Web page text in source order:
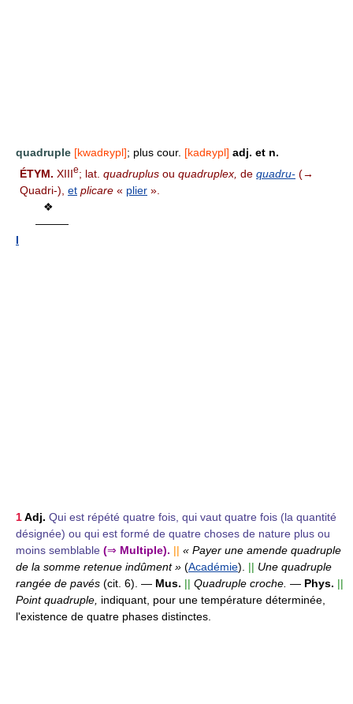
quadruple [kwadʀypl]; plus cour. [kadʀypl] adj. et n.
ÉTYM. XIIIe; lat. quadruplus ou quadruplex, de quadru- (→
Quadri-), et plicare « plier ».
❖
———
I
1Adj. Qui est répété quatre fois, qui vaut quatre fois (la quantité
désignée) ou qui est formé de quatre choses de nature plus ou
moins semblable (⇒ Multiple). || « Payer une amende quadruple
de la somme retenue indûment » (Académie). || Une quadruple
rangée de pavés (cit. 6). — Mus. || Quadruple croche. — Phys. ||
Point quadruple, indiquant, pour une température déterminée,
l'existence de quatre phases distinctes.